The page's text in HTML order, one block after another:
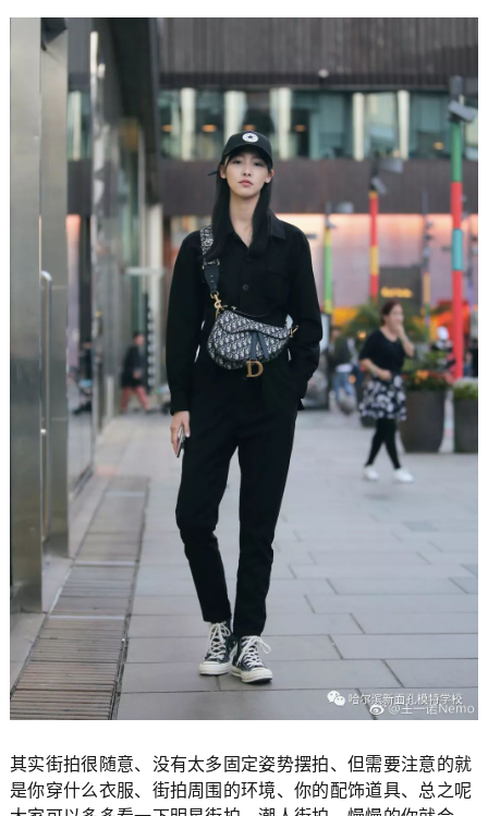
其实街拍很随意、没有太多固定姿势摆拍、但需要注意的就
是你穿什么衣服、街拍周围的环境、你的配饰道具、总之呢